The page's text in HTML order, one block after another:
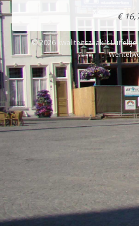
€
© 2026 kwaliteitszaak 't